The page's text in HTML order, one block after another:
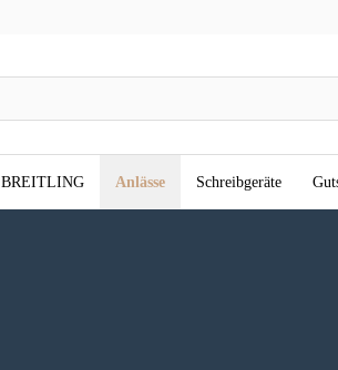
BREITLING Anlässe Schreibgeräte